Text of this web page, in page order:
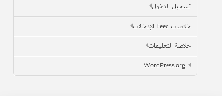
تسجيل الدخول
خلاصات Feed الإدخالات
خلاصة التعليقات
WordPress.org